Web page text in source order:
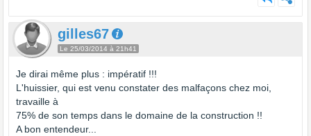
gilles67
Le 25/03/2014 à 21h41
Je dirai même plus : impératif !!!
L'huissier, qui est venu constater des malfaçons chez moi,
travaille à
75% de son temps dans le domaine de la construction !!
A bon entendeur...